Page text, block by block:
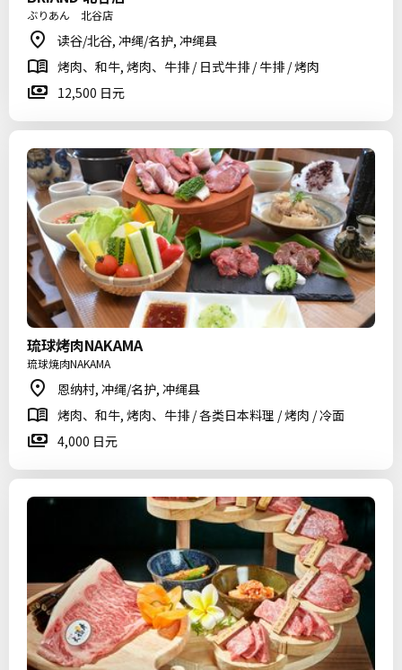
ぶりあん 北谷店
读谷/北谷, 冲绳/名护, 冲绳县
烤肉、和牛, 烤肉、牛排 / 日式牛排 / 牛排 / 烤肉
12,500 日元
琉球烤肉NAKAMA
琉球焼肉NAKAMA
恩纳村, 冲绳/名护, 冲绳县
烤肉、和牛, 烤肉、牛排 / 各类日本料理 / 烤肉 / 冷面
4,000 日元